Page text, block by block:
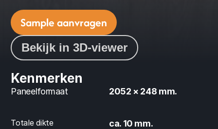
Sample aanvragen
Bekijk in 3D-viewer
Kenmerken
Paneelformaat 2052 × 248 mm.
Totale dikte ca. 10 mm.